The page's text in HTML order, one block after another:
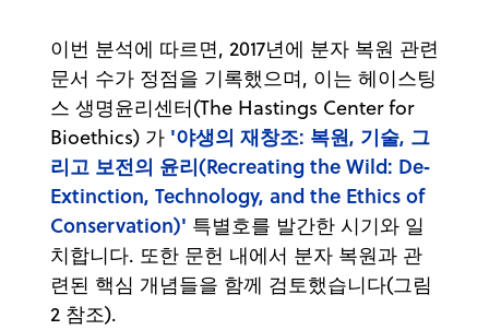
이번 분석에 따르면, 2017년에 분자 복원 관련
문서 수가 정점을 기록했으며, 이는 헤이스팅
스 생명윤리센터(The Hastings Center for
Bioethics) 가 '야생의 재창조: 복원, 기술, 그
리고 보전의 윤리(Recreating the Wild: De‐
Extinction, Technology, and the Ethics of
Conservation)' 특별호를 발간한 시기와 일
치합니다. 또한 문헌 내에서 분자 복원과 관
련된 핵심 개념들을 함께 검토했습니다(그림
2 참조).